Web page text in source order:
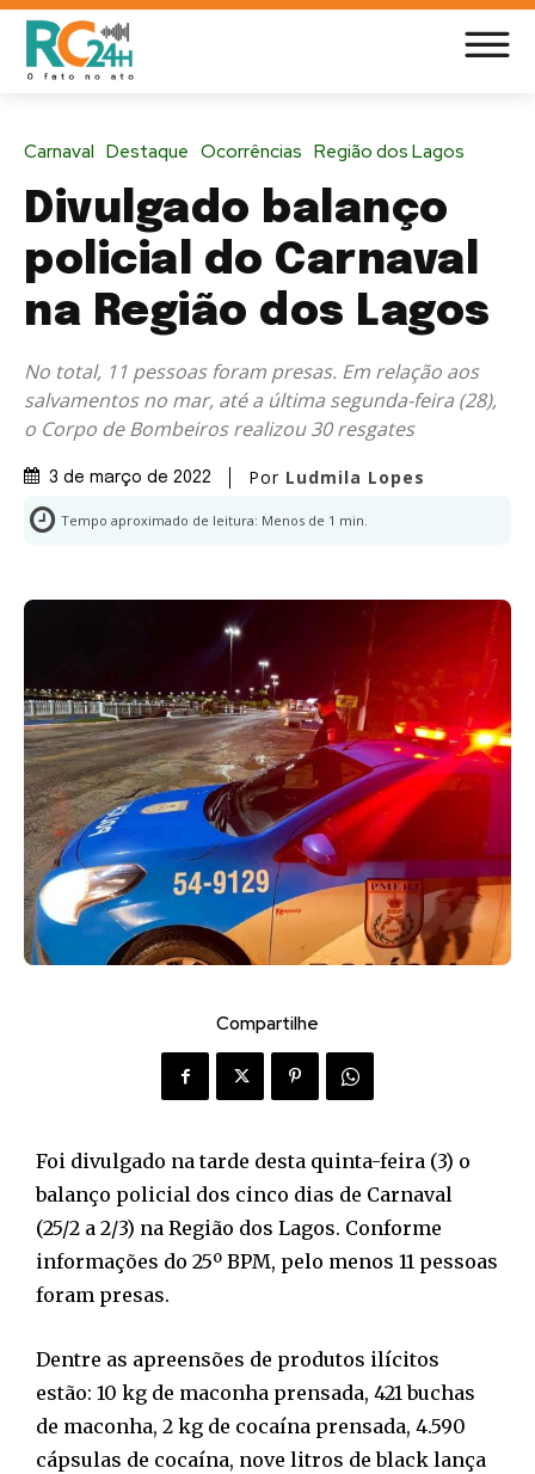
Carnaval Destaque Ocorrências Região dos Lagos
Divulgado balanço
policial do Carnaval
na Região dos Lagos
No total, 11 pessoas foram presas. Em relação aos
salvamentos no mar, até a última segunda-feira (28),
o Corpo de Bombeiros realizou 30 resgates
3 de março de 2022 Por Ludmila Lopes
Tempo aproximado de leitura: Menos de 1 min.
Compartilhe
Foi divulgado na tarde desta quinta-feira (3) o
balanço policial dos cinco dias de Carnaval
(25/2 a 2/3) na Região dos Lagos. Conforme
informações do 25º BPM, pelo menos 11 pessoas
foram presas.
Dentre as apreensões de produtos ilícitos
estão: 10 kg de maconha prensada, 421 buchas
de maconha, 2 kg de cocaína prensada, 4.590
cápsulas de cocaína, nove litros de black lança